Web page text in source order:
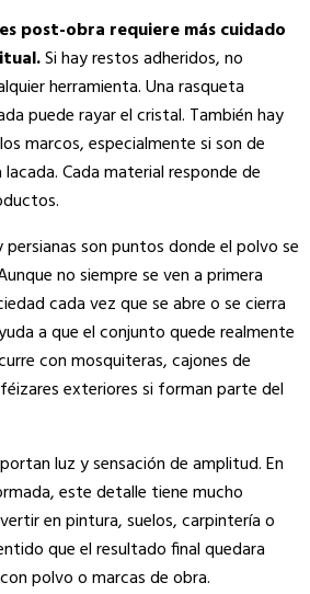
post-obra requiere más cuidado
Si hay restos adheridos, no
herramienta. Una rasqueta
puede rayar el cristal. También hay
marcos, especialmente si son de
Cada material responde de
persianas son puntos donde el polvo se
no siempre se ven a primera
cada vez que se abre o se cierra
a que el conjunto quede realmente
con mosquiteras, cajones de
exteriores si forman parte del
luz y sensación de amplitud. En
este detalle tiene mucho
en pintura, suelos, carpintería o
que el resultado final quedara
polvo o marcas de obra.